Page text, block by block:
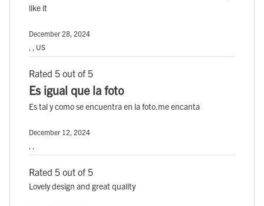
like it
December 28, 2024
, , US
Rated 5 out of 5
Es igual que la foto
Es tal y como se encuentra en la foto.me encanta
December 12, 2024
Rated 5 out of 5
Lovely design and great quality